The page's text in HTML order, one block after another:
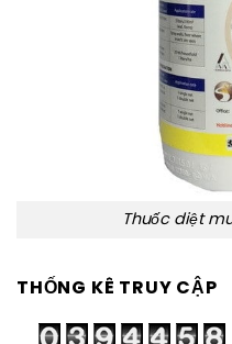
Thuốc diệt
THỐNG KÊ TRUY CẬP